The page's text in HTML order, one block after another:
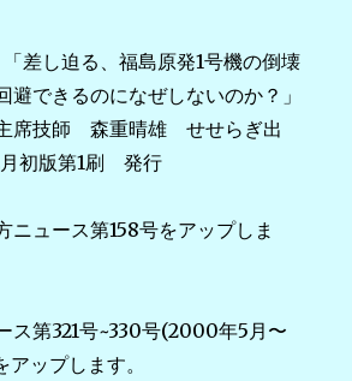
差し迫る、福島原発1号機の倒壊
できるのになぜしないのか？」
席技師 森重晴雄 せせらぎ出
初版第1刷 発行
ニュース第158号をアップしま
ス第321号~330号(2000年5月〜
ップします。